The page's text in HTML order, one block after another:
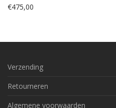
€475,00
Verzending
Retourneren
Algemene voorwaarden